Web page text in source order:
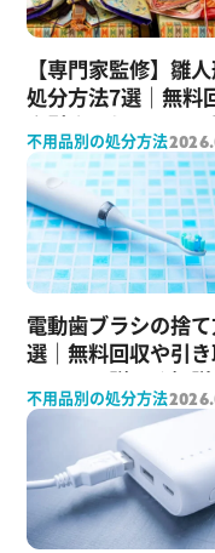
【専門家監修】雛
処分方法7選｜無料
や引き取りについて
く解説
不用品別の処分方法
電動歯ブラシの捨
選｜無料回収や引
について詳しく解説
不用品別の処分方法